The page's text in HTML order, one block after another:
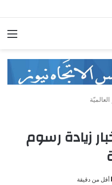
خلف الأبوابِ يجرُّ ماضيه
العالميّة
زيادة رسوم
أقل من دقيقة